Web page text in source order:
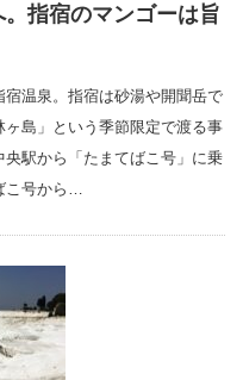
指宿のマンゴーは旨
温泉。指宿は砂湯や開聞岳で
島」という季節限定で渡る事
駅から「たまてばこ号」に乗
こ号から…